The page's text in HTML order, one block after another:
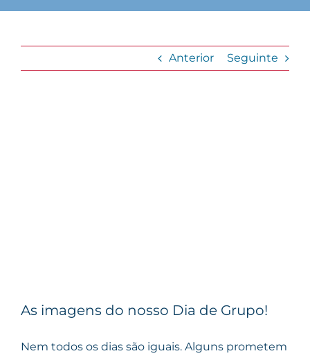
Anterior Seguinte
As imagens do nosso Dia de Grupo!
Nem todos os dias são iguais. Alguns prometem